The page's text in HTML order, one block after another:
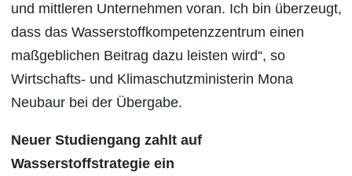
und mittleren Unternehmen voran. Ich bin überzeugt,
dass das Wasserstoffkompetenzzentrum einen
maßgeblichen Beitrag dazu leisten wird“, so
Wirtschafts- und Klimaschutzministerin Mona
Neubaur bei der Übergabe.
Neuer Studiengang zahlt auf
Wasserstoffstrategie ein